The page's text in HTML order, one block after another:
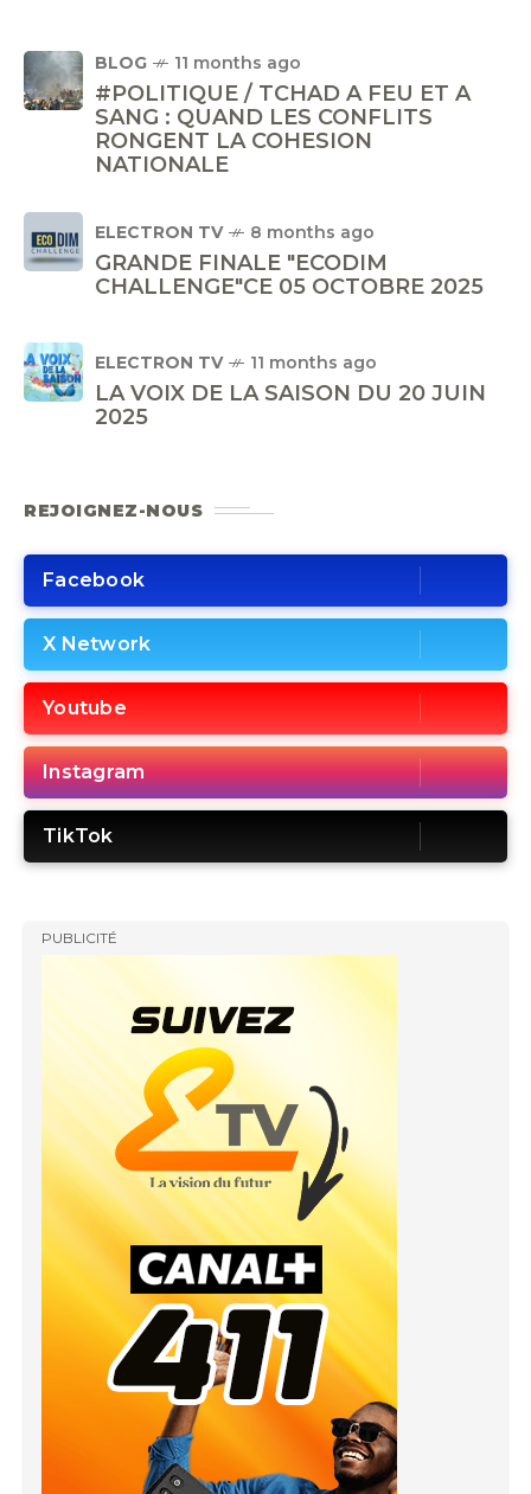
BLOG 11 months ago
#POLITIQUE / TCHAD A FEU ET A
SANG : QUAND LES CONFLITS
RONGENT LA COHESION
NATIONALE
ELECTRON TV 8 months ago
GRANDE FINALE "ECODIM
CHALLENGE"CE 05 OCTOBRE 2025
ELECTRON TV 11 months ago
LA VOIX DE LA SAISON DU 20 JUIN
2025
REJOIGNEZ-NOUS
Facebook
X Network
Youtube
Instagram
TikTok
PUBLICITÉ